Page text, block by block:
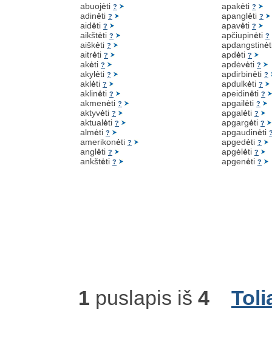
abuojėti ?
adinėti ?
aidėti ?
aikštėti ?
aiškėti ?
aitrėti ?
akėti ?
akylėti ?
aklėti ?
aklinėti ?
akmenėti ?
aktyvėti ?
aktualėti ?
almėti ?
amerikonėti ?
anglėti ?
ankštėti ?
apakėti ?
apanglėti ?
apavėti ?
apčiupinėti ?
apdangstinė
apdėti ?
apdėvėti ?
apdirbinėti ?
apdulkėti ?
apeidinėti ?
apgailėti ?
apgalėti ?
apgargėti ?
apgaudinėti
apgedėti ?
apgėlėti ?
apgenėti ?
1 puslapis iš 4